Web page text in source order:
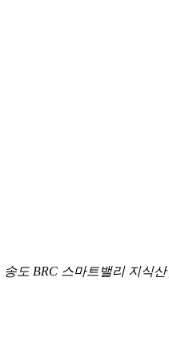
도 BRC 스마트밸리 지식